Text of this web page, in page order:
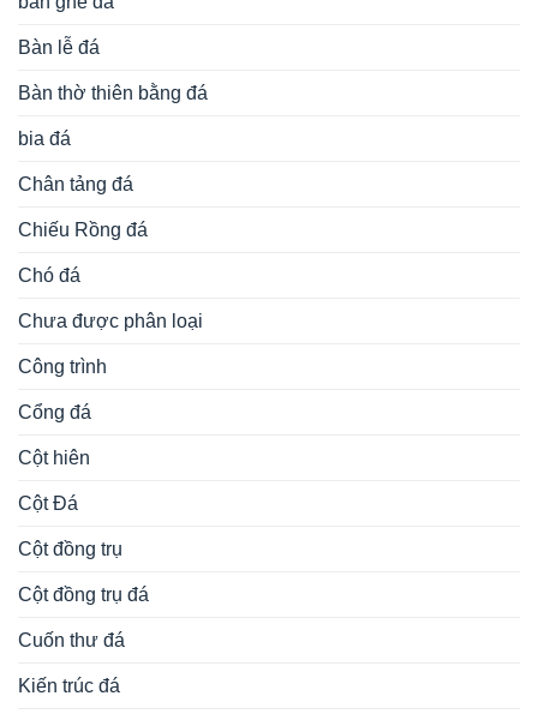
Bàn lễ đá
Bàn thờ thiên bằng đá
bia đá
Chân tảng đá
Chiếu Rồng đá
Chó đá
Chưa được phân loại
Công trình
Cổng đá
Cột hiên
Cột Đá
Cột đồng trụ
Cột đồng trụ đá
Cuốn thư đá
Kiến trúc đá